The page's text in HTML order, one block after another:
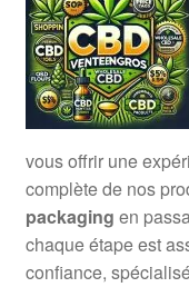
vous offrir une
complète de nos
packaging en
chaque étape est
confiance,